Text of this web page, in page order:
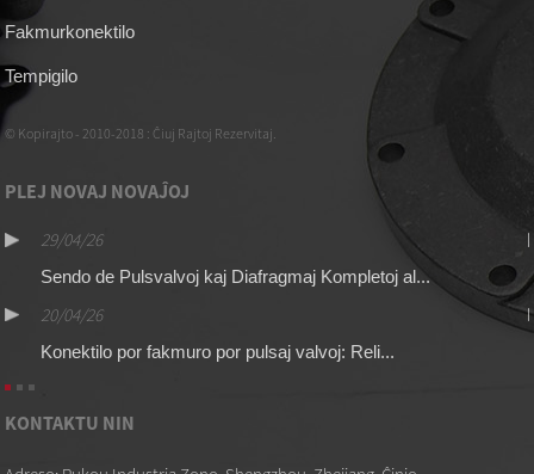
Fakmurkonektilo
Tempigilo
© Kopirajto - 2010-2018 : Ĉiuj Rajtoj Rezervitaj.
PLEJ NOVAJ NOVAĴOJ
29/04/26
Sendo de Pulsvalvoj kaj Diafragmaj Kompletoj al...
20/04/26
Konektilo por fakmuro por pulsaj valvoj: Reli...
KONTAKTU NIN